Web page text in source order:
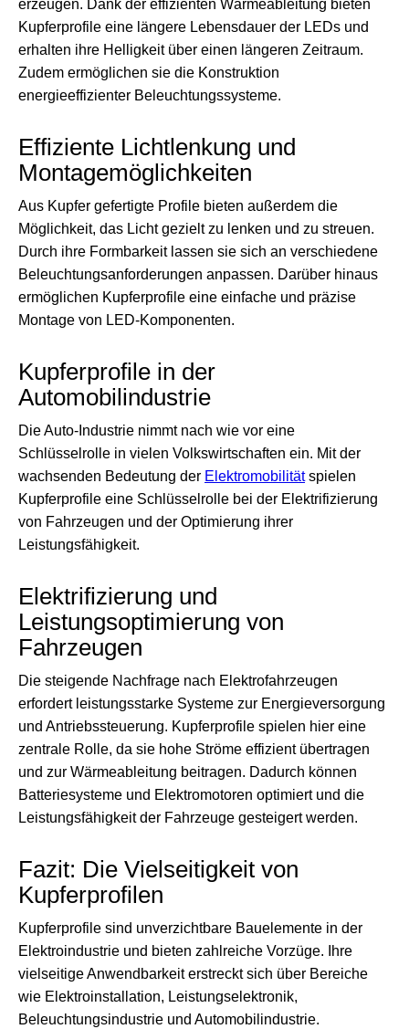
erzeugen. Dank der effizienten Wärmeableitung bieten
Kupferprofile eine längere Lebensdauer der LEDs und
erhalten ihre Helligkeit über einen längeren Zeitraum.
Zudem ermöglichen sie die Konstruktion
energieeffizienter Beleuchtungssysteme.
Effiziente Lichtlenkung und
Montagemöglichkeiten
Aus Kupfer gefertigte Profile bieten außerdem die
Möglichkeit, das Licht gezielt zu lenken und zu streuen.
Durch ihre Formbarkeit lassen sie sich an verschiedene
Beleuchtungsanforderungen anpassen. Darüber hinaus
ermöglichen Kupferprofile eine einfache und präzise
Montage von LED-Komponenten.
Kupferprofile in der
Automobilindustrie
Die Auto-Industrie nimmt nach wie vor eine
Schlüsselrolle in vielen Volkswirtschaften ein. Mit der
wachsenden Bedeutung der Elektromobilitätspielen
Kupferprofile eine Schlüsselrolle bei der Elektrifizierung
von Fahrzeugen und der Optimierung ihrer
Leistungsfähigkeit.
Elektrifizierung und
Leistungsoptimierung von
Fahrzeugen
Die steigende Nachfrage nach Elektrofahrzeugen
erfordert leistungsstarke Systeme zur Energieversorgung
und Antriebssteuerung. Kupferprofile spielen hier eine
zentrale Rolle, da sie hohe Ströme effizient übertragen
und zur Wärmeableitung beitragen. Dadurch können
Batteriesysteme und Elektromotoren optimiert und die
Leistungsfähigkeit der Fahrzeuge gesteigert werden.
Fazit: Die Vielseitigkeit von
Kupferprofilen
Kupferprofile sind unverzichtbare Bauelemente in der
Elektroindustrie und bieten zahlreiche Vorzüge. Ihre
vielseitige Anwendbarkeit erstreckt sich über Bereiche
wie Elektroinstallation, Leistungselektronik,
Beleuchtungsindustrie und Automobilindustrie.